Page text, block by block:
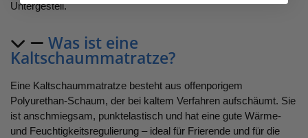
Untergestell.
Was ist eine
Kaltschaummatratze?
Eine Kaltschaummatratze besteht aus offenporigem
Polyurethan-Schaum, der bei kaltem Verfahren aufschäumt. Sie
ist anschmiegsam, punktelastisch und hat eine gute Wärme-
und Feuchtigkeitsregulierung – ideal für Frierende und für die